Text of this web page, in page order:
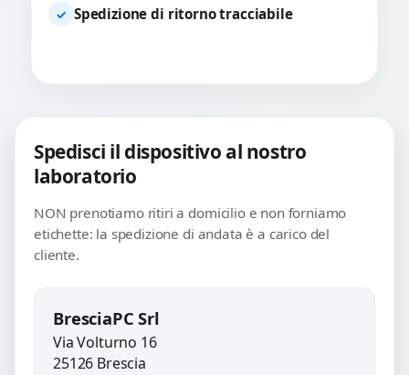
✓ Spedizione di ritorno tracciabile
Spedisci il dispositivo al nostro
laboratorio
NON prenotiamo ritiri a domicilio e non forniamo
etichette: la spedizione di andata è a carico del
cliente.
BresciaPC Srl
Via Volturno 16
25126 Brescia